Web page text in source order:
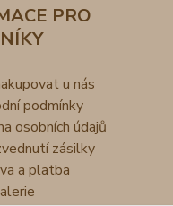
PRO
u nás
podmínky
osobních údajů
zásilky
a platba